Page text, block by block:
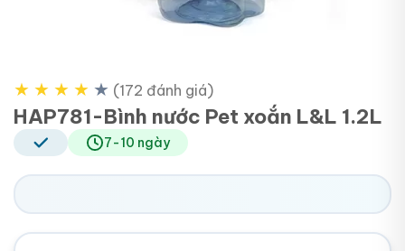
★ ★ ★ ★ ★ (172 đánh giá)
HAP781-Bình nước Pet xoắn L&L 1.2L
7-10 ngày